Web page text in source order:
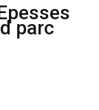
parc